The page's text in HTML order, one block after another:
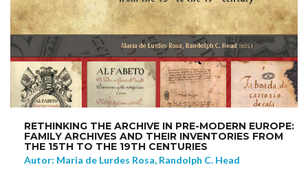
RETHINKING THE ARCHIVE IN PRE-MODERN EUROPE:
FAMILY ARCHIVES AND THEIR INVENTORIES FROM
THE 15TH TO THE 19TH CENTURIES
Autor: Maria de Lurdes Rosa, Randolph C. Head